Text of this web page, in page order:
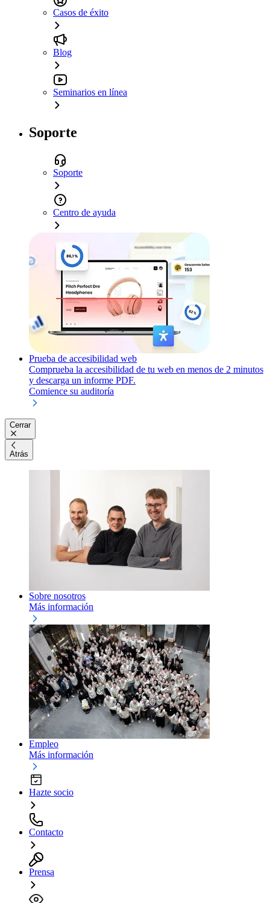
Casos de éxito
Blog
Seminarios en línea
Soporte
Soporte
Centro de ayuda
Prueba de accesibilidad web
Comprueba la accesibilidad de tu web en menos de 2 minutos
y descarga un informe PDF.
Comience su auditoría
Cerrar
Atrás
Sobre nosotros
Más información
Empleo
Más información
Hazte socio
Contacto
Prensa